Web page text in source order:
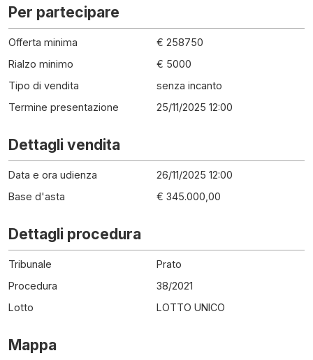
Per partecipare
Offerta minima
€ 258750
Rialzo minimo
€ 5000
Tipo di vendita
senza incanto
Termine presentazione
25/11/2025 12:00
Dettagli vendita
Data e ora udienza
26/11/2025 12:00
Base d'asta
€ 345.000,00
Dettagli procedura
Tribunale
Prato
Procedura
38/2021
Lotto
LOTTO UNICO
Mappa